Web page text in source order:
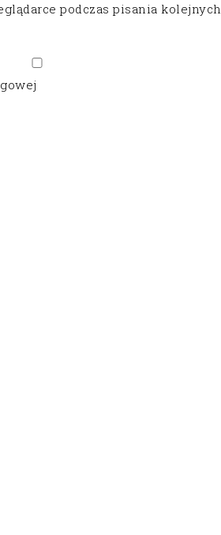
podczas pisania kolejnych